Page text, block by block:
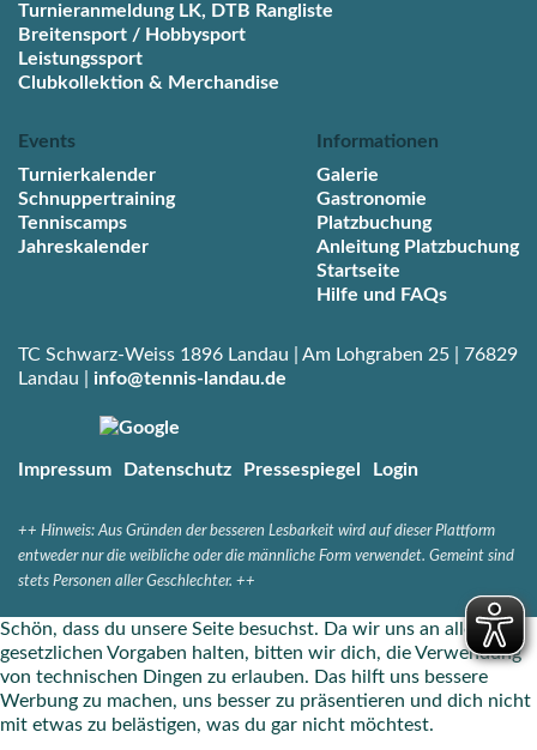
Turnieranmeldung LK, DTB Rangliste
Breitensport / Hobbysport
Leistungssport
Clubkollektion & Merchandise
Events
Turnierkalender
Schnuppertraining
Tenniscamps
Jahreskalender
Informationen
Galerie
Gastronomie
Platzbuchung
Anleitung Platzbuchung
Startseite
Hilfe und FAQs
TC Schwarz-Weiss 1896 Landau | Am Lohgraben 25 | 76829
Landau | info@tennis-landau.de
Impressum Datenschutz Pressespiegel Login
++ Hinweis: Aus Gründen der besseren Lesbarkeit wird auf dieser Plattform
entweder nur die weibliche oder die männliche Form verwendet. Gemeint sind
stets Personen aller Geschlechter. ++
Schön, dass du unsere Seite besuchst. Da wir uns an alle
gesetzlichen Vorgaben halten, bitten wir dich, die Verwendung
von technischen Dingen zu erlauben. Das hilft uns bessere
Werbung zu machen, uns besser zu präsentieren und dich nicht
mit etwas zu belästigen, was du gar nicht möchtest.